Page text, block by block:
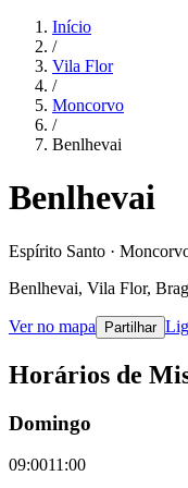
Início
/
Vila Flor
/
Moncorvo
/
Benlhevai
Benlhevai
Espírito Santo ·
Benlhevai, Vila Flor,
Ver no mapa Partilhar
Horários de
Domingo
09:0011:00